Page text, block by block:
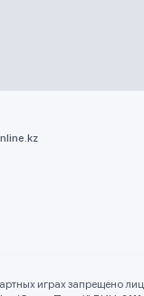
играх запрещено